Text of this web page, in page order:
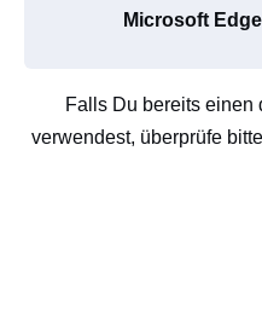
Microsoft Edge
Falls Du bereits einen
verwendest, überprüfe